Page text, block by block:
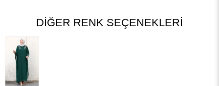
DIĞER RENK SEÇENEKLERI